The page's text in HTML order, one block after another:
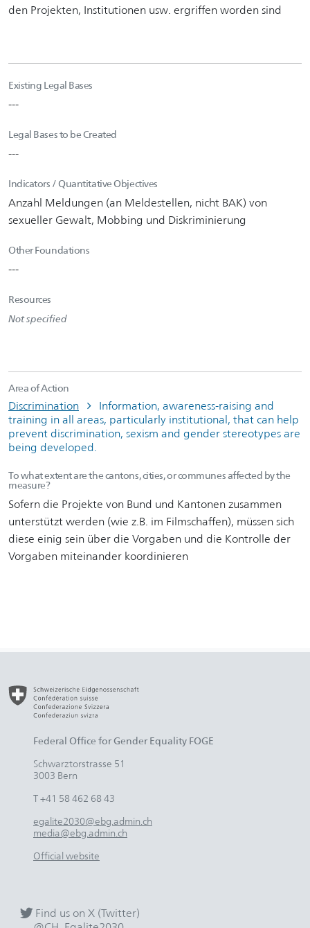
den Projekten, Institutionen usw. ergriffen worden sind
Existing Legal Bases
---
Legal Bases to be Created
---
Indicators / Quantitative Objectives
Anzahl Meldungen (an Meldestellen, nicht BAK) von
sexueller Gewalt, Mobbing und Diskriminierung
Other Foundations
---
Resources
Not specified
Area of Action
Discrimination
Information, awareness-raising and
training in all areas, particularly institutional, that can help
prevent discrimination, sexism and gender stereotypes are
being developed.
To what extent are the cantons, cities, or communes affected by the
measure?
Sofern die Projekte von Bund und Kantonen zusammen
unterstützt werden (wie z.B. im Filmschaffen), müssen sich
diese einig sein über die Vorgaben und die Kontrolle der
Vorgaben miteinander koordinieren
Federal Office for Gender Equality FOGE
Schwarztorstrasse 51
3003 Bern
T +41 58 462 68 43
egalite2030@ebg.admin.ch
media@ebg.admin.ch
Official website
Find us on X (Twitter)